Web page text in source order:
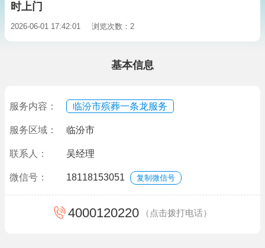
时上门
2026-06-01 17:42:01 浏览次数：2
基本信息
服务内容： 临汾市殡葬一条龙服务
服务区域： 临汾市
联系人： 吴经理
微信号： 18118153051 复制微信号
4000120220 （点击拨打电话）